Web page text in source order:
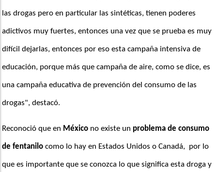
las drogas pero en particular las sintéticas, tienen poderes
adictivos muy fuertes, entonces una vez que se prueba es muy
difícil dejarlas, entonces por eso esta campaña intensiva de
educación, porque más que campaña de aire, como se dice, es
una campaña educativa de prevención del consumo de las
drogas", destacó.
Reconoció que en México no existe un problema de consumo
de fentanilo como lo hay en Estados Unidos o Canadá,  por lo
que es importante que se conozca lo que significa esta droga y